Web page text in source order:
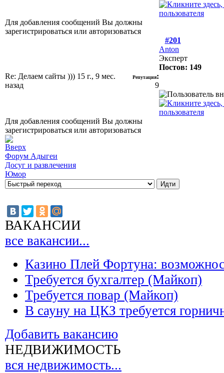
Для добавления сообщений Вы должны
зарегистрироваться или авторизоваться
#201
Re: Делаем сайты ))) 15 г., 9 мес.
назад
Репутация:
9
Anton
Эксперт
Постов: 149
Для добавления сообщений Вы должны
зарегистрироваться или авторизоваться
Форум Адыгеи
Досуг и развлечения
Юмор
ВАКАНСИИ
все вакансии...
Казино Плей Фортуна:
Требуется бухгалтер (Майкоп)
Требуется повар (Майкоп)
В сауну на ЦКЗ требуется
Добавить вакансию
НЕДВИЖИМОСТЬ
вся недвижимость...